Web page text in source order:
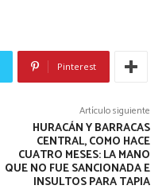
Pinterest
Artículo siguiente
HURACÁN Y BARRACAS
CENTRAL, COMO HACE
CUATRO MESES: LA MANO
QUE NO FUE SANCIONADA E
INSULTOS PARA TAPIA